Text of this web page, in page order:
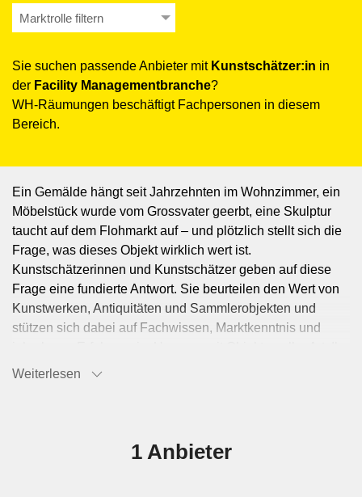
Marktrolle filtern
Sie suchen passende Anbieter mit Kunstschätzer:in in
der Facility Management­branche?
WH-Räumungen beschäftigt Fachpersonen in diesem
Bereich.
1 Anbieter
Ein Gemälde hängt seit Jahrzehnten im Wohnzimmer, ein
Möbelstück wurde vom Grossvater geerbt, eine Skulptur
taucht auf dem Flohmarkt auf – und plötzlich stellt sich die
Frage, was dieses Objekt wirklich wert ist.
Kunstschätzerinnen und Kunstschätzer geben auf diese
Frage eine fundierte Antwort. Sie beurteilen den Wert von
Kunstwerken, Antiquitäten und Sammlerobjekten und
stützen sich dabei auf Fachwissen, Marktkenntnis und
Urteil ist gefragt beim Kauf und Verkauf, bei
Kunstschätzer:in analysiert Stil, Technik, Material und
Weiterlesen